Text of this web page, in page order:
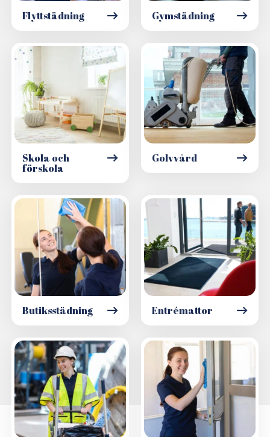
Flyttstädning Gymstädning
Skola och
förskola
Golvvård
Butiksstädning Entrémattor